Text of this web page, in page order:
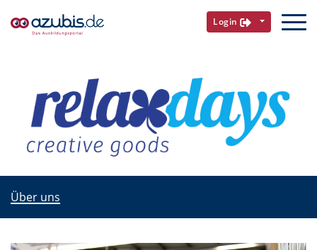
Login
Über uns